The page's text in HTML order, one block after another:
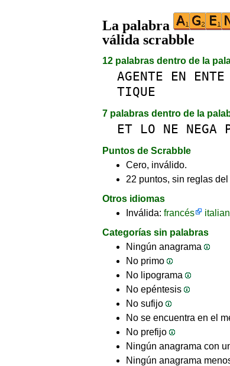
La palabra
válida scrabble
12 palabras dentro de la
AGENTE EN ENTE
TIQUE
7 palabras dentro de la
ET LO NE NEGA
Puntos de Scrabble
Cero, inválido.
22 puntos, sin reglas
Otros idiomas
Inválida: francés
Categorías sin palabras
Ningún anagrama
No primo
No lipograma
No epéntesis
No sufijo
No se encuentra en el
No prefijo
Ningún anagrama con
Ningún anagrama